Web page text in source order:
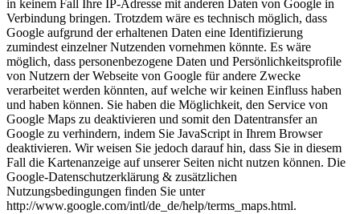
in keinem Fall Ihre IP-Adresse mit anderen Daten von Google in
Verbindung bringen. Trotzdem wäre es technisch möglich, dass
Google aufgrund der erhaltenen Daten eine Identifizierung
zumindest einzelner Nutzenden vornehmen könnte. Es wäre
möglich, dass personenbezogene Daten und Persönlichkeitsprofile
von Nutzern der Webseite von Google für andere Zwecke
verarbeitet werden könnten, auf welche wir keinen Einfluss haben
und haben können. Sie haben die Möglichkeit, den Service von
Google Maps zu deaktivieren und somit den Datentransfer an
Google zu verhindern, indem Sie JavaScript in Ihrem Browser
deaktivieren. Wir weisen Sie jedoch darauf hin, dass Sie in diesem
Fall die Kartenanzeige auf unserer Seiten nicht nutzen können. Die
Google-Datenschutzerklärung & zusätzlichen
Nutzungsbedingungen finden Sie unter
http://www.google.com/intl/de_de/help/terms_maps.html.